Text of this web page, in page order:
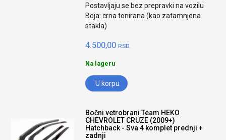
Postavljaju se bez prepravki na vozilu
Boja: crna tonirana (kao zatamnjena
stakla)
4.500,00 RSD.
Na lageru
U korpu
Bočni vetrobrani Team HEKO
CHEVROLET CRUZE (2009+)
Hatchback - Sva 4 komplet prednji +
zadnji